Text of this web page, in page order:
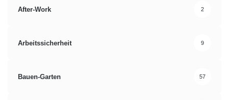
After-Work 2
Arbeitssicherheit 9
Bauen-Garten 57